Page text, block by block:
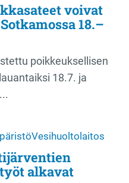
voivat
18.–
poikkeuksellisen
18.7. ja
Vesihuoltolaitos
alkavat